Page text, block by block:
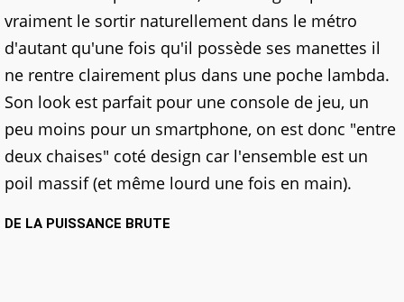
vraiment le sortir naturellement dans le métro
d'autant qu'une fois qu'il possède ses manettes il
ne rentre clairement plus dans une poche lambda.
Son look est parfait pour une console de jeu, un
peu moins pour un smartphone, on est donc "entre
deux chaises" coté design car l'ensemble est un
poil massif (et même lourd une fois en main).
DE LA PUISSANCE BRUTE